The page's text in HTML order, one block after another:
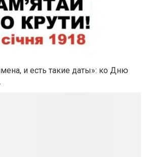
и есть такие даты»: ко Дню